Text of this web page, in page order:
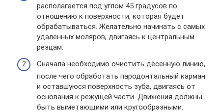
располагается под углом 45 градусов по
отношению к поверхности, которая будет
обрабатываться. Желательно начинать с самых
удаленных моляров, двигаясь к центральным
резцам.
Сначала необходимо очистить дёсенную линию,
после чего обработать пародонтальный карман
и оставшуюся поверхность зуба, двигаясь от
основания к режущей части. Движения должны
быть выметающими или кругообразными.